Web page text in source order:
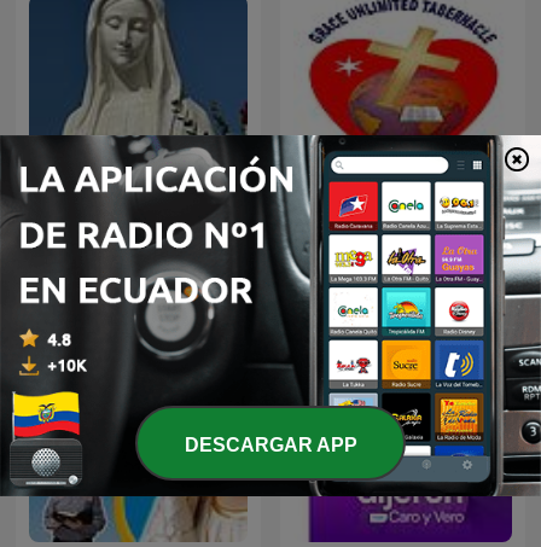
Reflexiones de los
Mensajes de la Virgen
Maria en Medjugorje
Apostle V V Masilela
DESCARGAR APP